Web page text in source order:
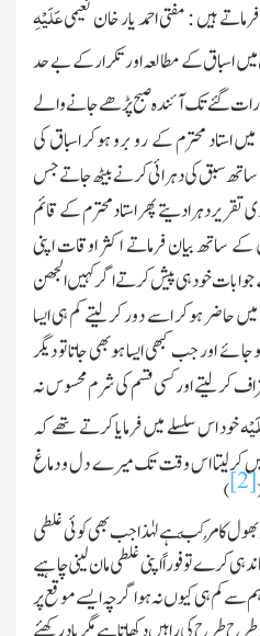
فرماتے ہیں : مفتی احمد یار خان نعیمیعَلَیْہِ
اسباق کے مطالعہ اور تکرار کے بے حد
رات گئے تک آئندہ صبح پڑھے جانے والے
استاد محترم کے رو برو ہوکر اسباق کی
ساتھ سبق کی دہرائی کرنے بیٹھ جاتے جس
دہرادیتے پھر استادمحترم کے قائم
ساتھ بیان فرماتے اکثر اوقات اپنی
خود ہی پیش کرتے اگر کہیں الجھن
حاضر ہوکر اسے دور کرلیتے کم ہی ایسا
اور جب کبھی ایسا ہوبھی جاتاتو دیگر
کرلیتے اور کسی قسم کی شرم محسوس نہ
خود اس سلسلے میں فرمایا کرتے تھے کہ
کرلىتا اس وقت تک مىرے دل و دماغ[2]
)
بھول کا مُرکَّب ہے لہٰذا جب بھی کوئی غلطی
کرے تو فوراً اپنی غلطی مان لینی چاہیے
سے کم ہی کیوں نہ ہواگرچہ ایسے موقع پر